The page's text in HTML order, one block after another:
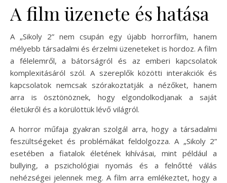
A film üzenete és hatása
A „Sikoly 2” nem csupán egy újabb horrorfilm, hanem
mélyebb társadalmi és érzelmi üzeneteket is hordoz. A film
a félelemről, a bátorságról és az emberi kapcsolatok
komplexitásáról szól. A szereplők közötti interakciók és
kapcsolatok nemcsak szórakoztatják a nézőket, hanem
arra is ösztönöznek, hogy elgondolkodjanak a saját
életükről és a körülöttük lévő világról.
A horror műfaja gyakran szolgál arra, hogy a társadalmi
feszültségeket és problémákat feldolgozza. A „Sikoly 2”
esetében a fiatalok életének kihívásai, mint például a
bullying, a pszichológiai nyomás és a felnőtté válás
nehézségei jelennek meg. A film arra emlékeztet, hogy a